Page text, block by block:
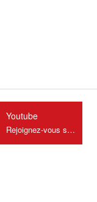
Youtube
Rejoignez-vous sur Youtube